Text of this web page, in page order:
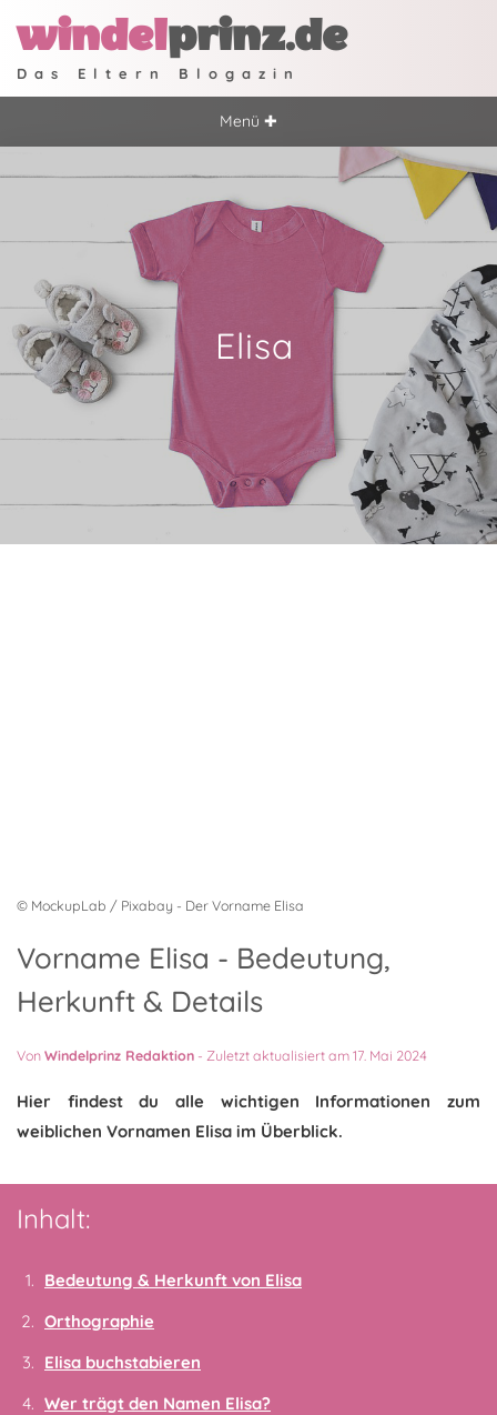
windelprinz.de
Das Eltern Blogazin
Menü ✚
Elisa
© MockupLab / Pixabay - Der Vorname Elisa
Vorname Elisa - Bedeutung,
Herkunft & Details
VonWindelprinz Redaktion - Zuletzt aktualisiert am 17. Mai 2024
Hier findest du alle wichtigen Informationen zum
weiblichen Vornamen Elisa im Überblick.
Inhalt:
Bedeutung & Herkunft von Elisa
Orthographie
Elisa buchstabieren
Wer trägt den Namen Elisa?